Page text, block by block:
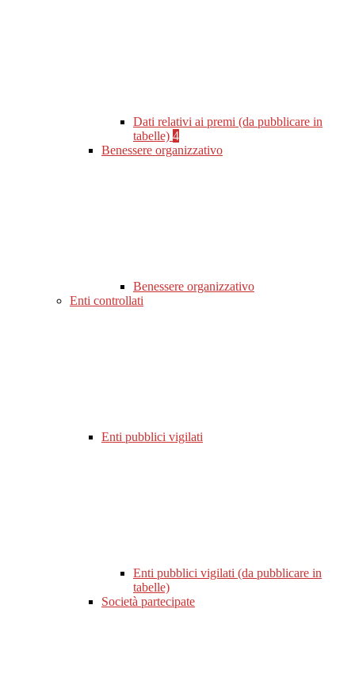
Dati relativi ai premi (da pubblicare in
tabelle) 4
Benessere organizzativo
Benessere organizzativo
Enti controllati
Enti pubblici vigilati
Enti pubblici vigilati (da pubblicare in
tabelle)
Società partecipate